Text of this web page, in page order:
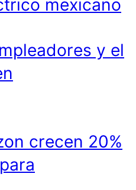
mexicano
y el
crecen 20%